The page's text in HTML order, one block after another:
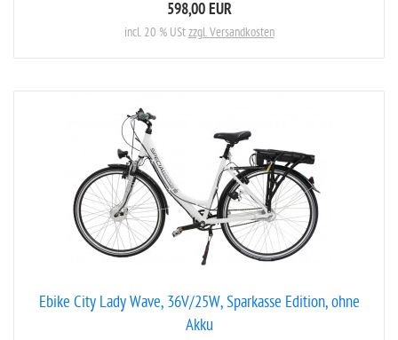
598,00 EUR
incl. 20 % UStzzgl. Versandkosten
Ebike City Lady Wave, 36V/25W, Sparkasse Edition, ohne
Akku